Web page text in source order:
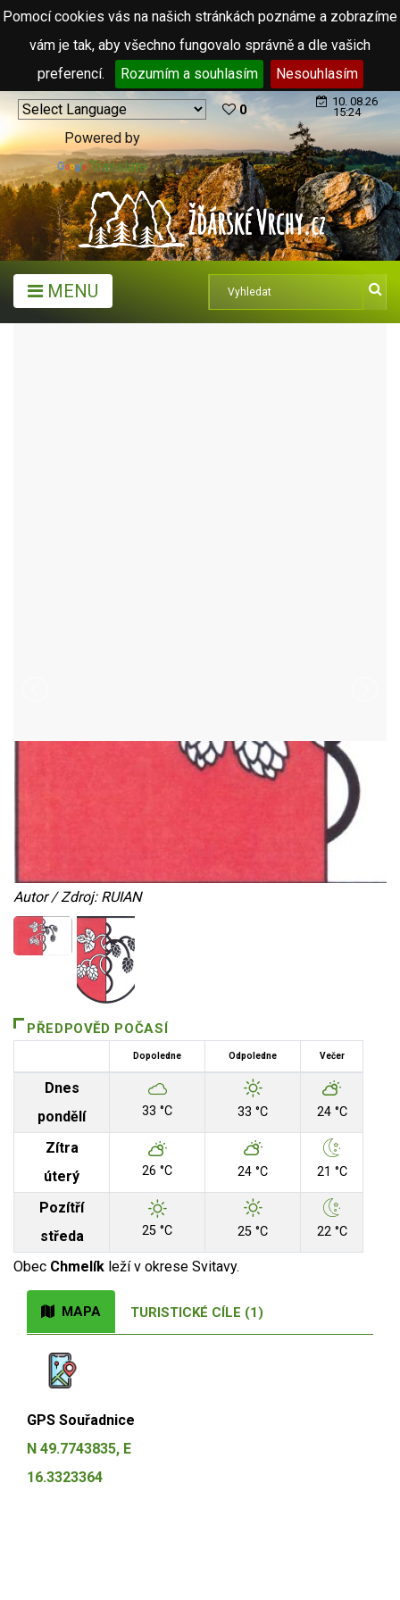
Pomocí cookies vás na našich stránkách poznáme a zobrazíme
vám je tak, aby všechno fungovalo správně a dle vašich
preferencí.
Rozumím a souhlasím Nesouhlasím
Powered by
Translate
0
10. 08.26
15:24
MENU
Autor / Zdroj: RUIAN
PŘEDPOVĚD POČASÍ
Dopoledne Odpoledne Večer
Dnes
pondělí
33 °C 33 °C 24 °C
Zítra
úterý
26 °C 24 °C 21 °C
Pozítří
středa
25 °C 25 °C 22 °C
Obec Chmelík leží v okrese Svitavy.
MAPA TURISTICKÉ CÍLE (1)
GPS Souřadnice
N 49.7743835, E
16.3323364